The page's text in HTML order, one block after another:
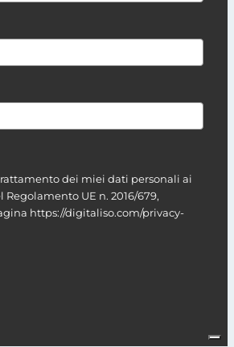
dei miei dati personali ai
Regolamento UE n. 2016/679,
https://digitaliso.com/privacy-